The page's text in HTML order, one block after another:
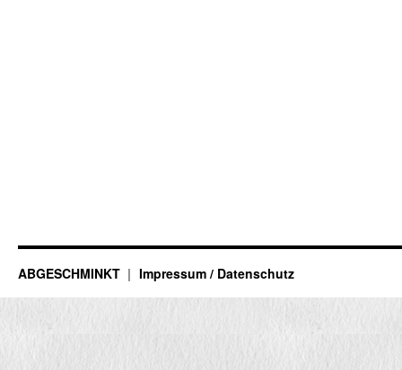
ABGESCHMINKT Impressum / Datenschutz